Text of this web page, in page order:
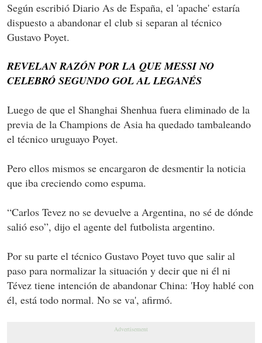
Según escribió Diario As de España, el 'apache' estaría
dispuesto a abandonar el club si separan al técnico
Gustavo Poyet.
REVELAN RAZÓN POR LA QUE MESSI NO
CELEBRÓ SEGUNDO GOL AL LEGANÉS
Luego de que el Shanghai Shenhua fuera eliminado de la
previa de la Champions de Asia ha quedado tambaleando
el técnico uruguayo Poyet.
Pero ellos mismos se encargaron de desmentir la noticia
que iba creciendo como espuma.
“Carlos Tevez no se devuelve a Argentina, no sé de dónde
salió eso”, dijo el agente del futbolista argentino.
Por su parte el técnico Gustavo Poyet tuvo que salir al
paso para normalizar la situación y decir que ni él ni
Tévez tiene intención de abandonar China: 'Hoy hablé con
él, está todo normal. No se va', afirmó.